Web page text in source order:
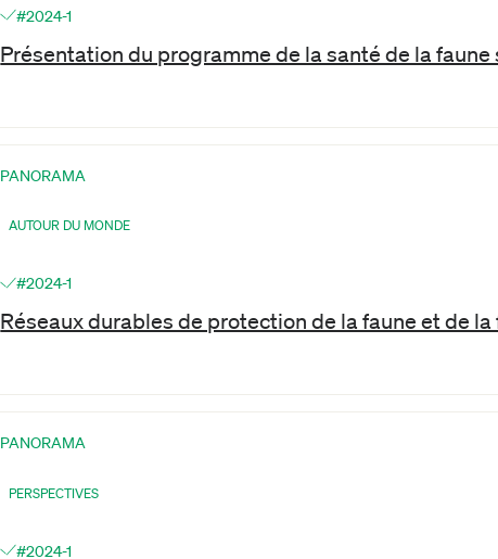
#2024-1
Présentation du programme de la santé de la faune
PANORAMA
AUTOUR DU MONDE
#2024-1
Réseaux durables de protection de la faune et de la
PANORAMA
PERSPECTIVES
#2024-1